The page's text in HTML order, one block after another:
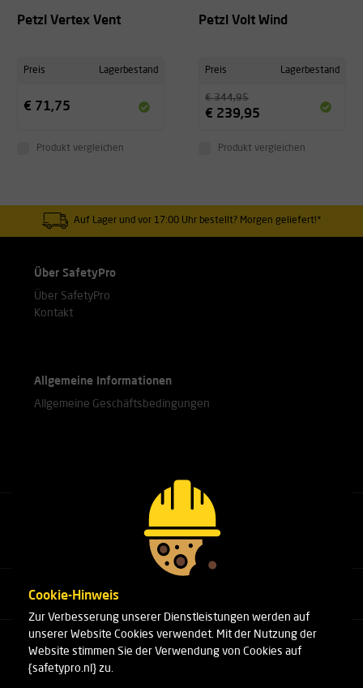
Petzl Vertex Vent
Preis Lagerbestand
€ 71,75
Produkt vergleichen
Petzl Volt Wind
Preis Lagerbestand
€ 344,95
€ 239,95
Produkt vergleichen
Auf Lager und vor 17:00 Uhr bestellt? Morgen geliefert!*
Über SafetyPro
Über SafetyPro
Kontakt
Allgemeine Informationen
Allgemeine Geschäftsbedingungen
Rufen Sie unsere Experten an.
+31(0)76 751 25 18
Arduinstraat 20
4827 HK Breda
Telefon: +31(0)76 751 25 18
Cookie-Hinweis
Zur Verbesserung unserer Dienstleistungen werden auf
unserer Website Cookies verwendet. Mit der Nutzung der
Website stimmen Sie der Verwendung von Cookies auf
{safetypro.nl} zu.